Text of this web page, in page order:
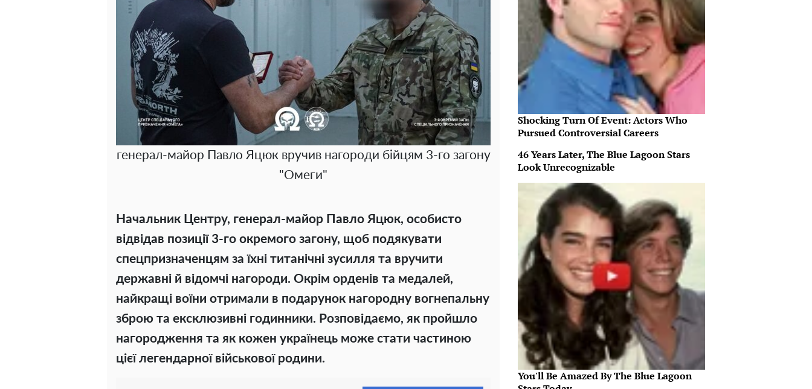
генерал-майор Павло Яцюк вручив нагороди бійцям 3-го загону
"Омеги"
Начальник Центру, генерал-майор Павло Яцюк, особисто
відвідав позиції 3-го окремого загону, щоб подякувати
спецпризначенцям за їхні титанічні зусилля та вручити
державні й відомчі нагороди. Окрім орденів та медалей,
найкращі воїни отримали в подарунок нагородну вогнепальну
зброю та ексклюзивні годинники. Розповідаємо, як пройшло
нагородження та як кожен українець може стати частиною
цієї легендарної військової родини.
Shocking Turn Of Event: Actors Who
Pursued Controversial Careers
46 Years Later, The Blue Lagoon Stars
Look Unrecognizable
You'll Be Amazed By The Blue Lagoon